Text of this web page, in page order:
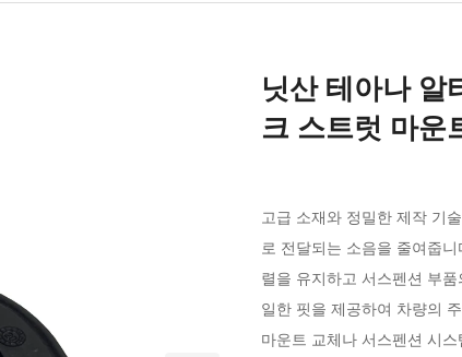
닛산 테아나 알
크 스트럿 마운
고급 소재와 정밀한 제작 기
로 전달되는 소음을 줄여줍
렬을 유지하고 서스펜션 부
일한 핏을 제공하여 차량의
마운트 교체나 서스펜션 시